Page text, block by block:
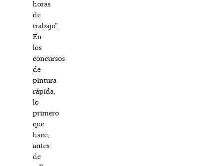
horas
de
trabajo”.
En
los
concursos
de
pintura
rápida,
lo
primero
que
hace,
antes
de